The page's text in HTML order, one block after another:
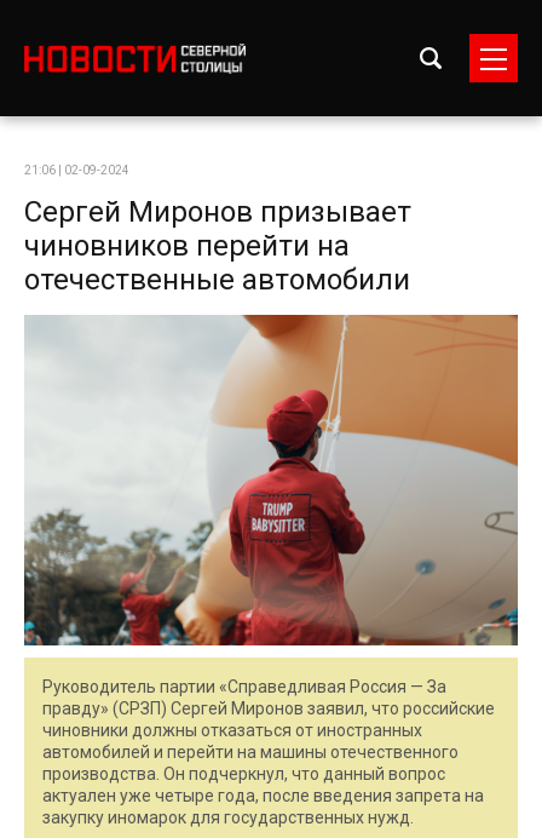
21:06 | 02-09-2024
Сергей Миронов призывает
чиновников перейти на
отечественные автомобили
Руководитель партии «Справедливая Россия — За
правду» (СРЗП) Сергей Миронов заявил, что российские
чиновники должны отказаться от иностранных
автомобилей и перейти на машины отечественного
производства. Он подчеркнул, что данный вопрос
актуален уже четыре года, после введения запрета на
закупку иномарок для государственных нужд.